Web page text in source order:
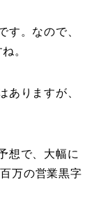
す。なので、
。
ありますが、
想で、大幅に
万の営業黒字